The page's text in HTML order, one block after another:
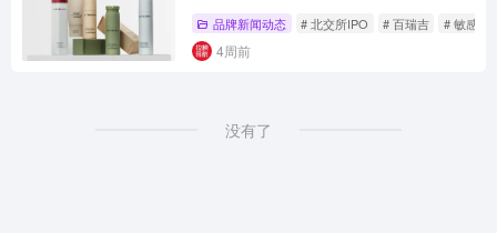
品牌新闻动态 # 北交所IPO # 百瑞吉 # 敏感肌
4周前
没有了